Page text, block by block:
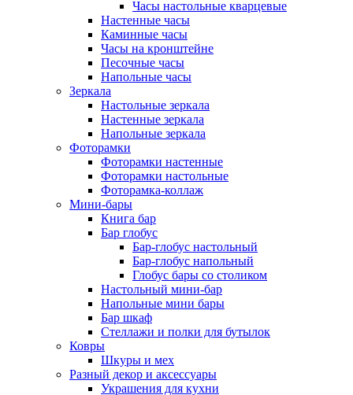
Часы настольные кварцевые
Настенные часы
Каминные часы
Часы на кронштейне
Песочные часы
Напольные часы
Зеркала
Настольные зеркала
Настенные зеркала
Напольные зеркала
Фоторамки
Фоторамки настенные
Фоторамки настольные
Фоторамка-коллаж
Мини-бары
Книга бар
Бар глобус
Бар-глобус настольный
Бар-глобус напольный
Глобус бары со столиком
Настольный мини-бар
Напольные мини бары
Бар шкаф
Стеллажи и полки для бутылок
Ковры
Шкуры и мех
Разный декор и аксессуары
Украшения для кухни